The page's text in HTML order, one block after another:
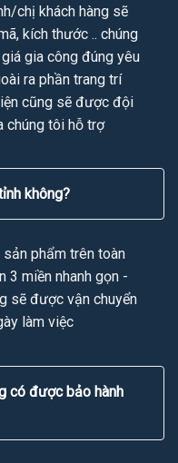
chị khách hàng sẽ
kích thước .. chúng
gia công đúng yêu
ra phần trang trí
cũng sẽ được đội
chúng tôi hỗ trợ
không?
phẩm trên toàn
3 miền nhanh gọn -
sẽ được vận chuyển
làm việc
có được bảo hành